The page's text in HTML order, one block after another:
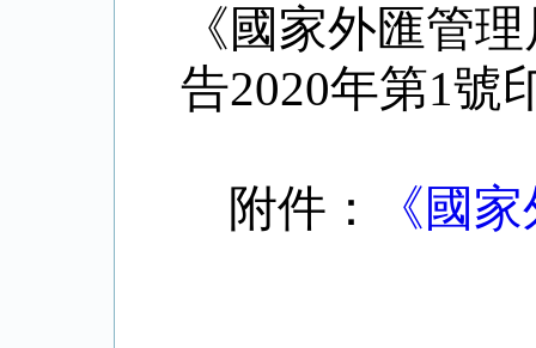
《國家外匯管
告2020年第1號
附件： 《國